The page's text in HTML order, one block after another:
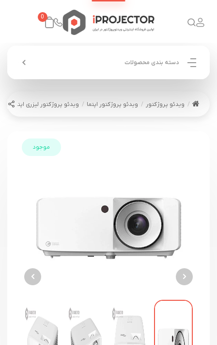
0
دسته بندی محصولات
ویدئو پروژکتور ویدئو پروژکتور اپتما ویدئو پروژکتور لیزری اپتما OPTOMA ZH520
موجود